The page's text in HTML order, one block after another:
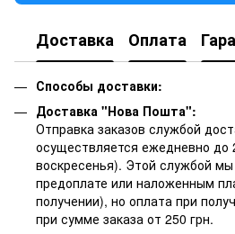
Доставка Оплата
Способы доставки:
Доставка "Нова Пошта":
Отправка заказов службой
осуществляется ежедневно до
воскресенья). Этой службой мы
предоплате или наложенным
получении), но оплата при
при сумме заказа от 250 грн.